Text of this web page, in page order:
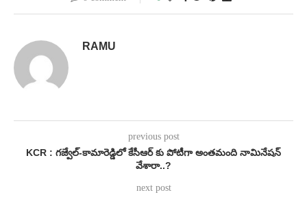
RAMU
previous post
KCR : గజ్వేల్‌-కామారెడ్డిలో కేసీఆర్‌ కు పోటీగా అంతమంది నామినేషన్
వేశారా..?
next post